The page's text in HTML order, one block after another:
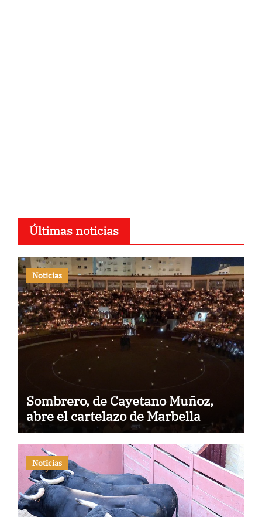
Últimas noticias
Noticias
Sombrero, de Cayetano Muñoz,
abre el cartelazo de Marbella
Noticias